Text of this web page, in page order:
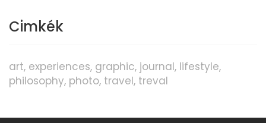
Cimkék
art experiences graphic journal lifestyle
philosophy photo travel treval